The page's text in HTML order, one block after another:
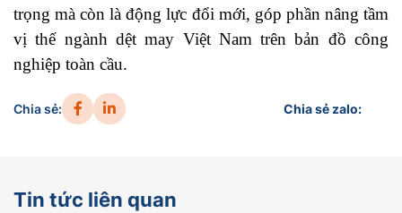
trọng mà còn là động lực đổi mới, góp phần nâng tầm
vị thế ngành dệt may Việt Nam trên bản đồ công
nghiệp toàn cầu.
Chia sẻ: Chia sẻ zalo:
Tin tức liên quan